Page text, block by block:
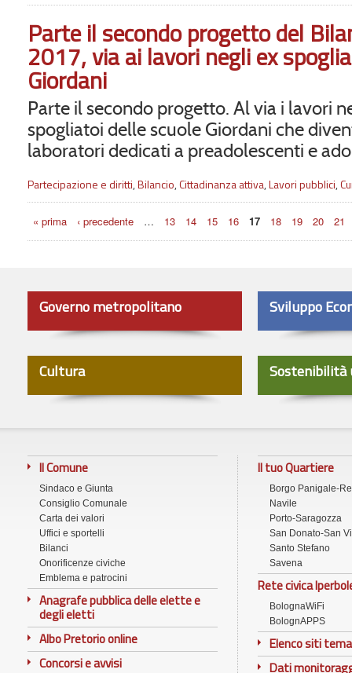
Parte il secondo progetto del
2017, via ai lavori negli ex
Giordani
Parte il secondo progetto. Al via i lavori
spogliatoi delle scuole Giordani che
laboratori dedicati a preadolescenti e
Partecipazione e diritti,Bilancio,Cittadinanza attiva,Lavori pubblici,
Pagine
« prima ‹ precedente … 13 14 15 16 17 18 19 20 21
Governo metropolitano Sviluppo
Cultura Sostenibilità
Il Comune
Sindaco e Giunta
Consiglio Comunale
Carta dei valori
Uffici e sportelli
Bilanci
Onorificenze civiche
Emblema e patrocini
Anagrafe pubblica delle elette e
degli eletti
Albo Pretorio online
Concorsi e avvisi
Il tuo Quartiere
Borgo Panigale-
Navile
Porto-Saragozza
San Donato-San
Santo Stefano
Savena
Rete civica
BolognaWiFi
BolognAPPS
Elenco siti
Dati